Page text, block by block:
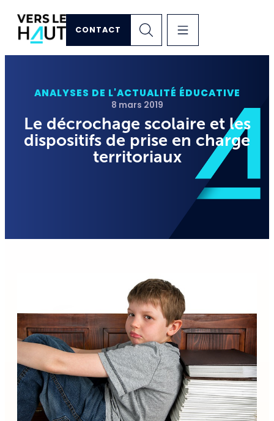
CONTACT
ANALYSES DE L'ACTUALITÉ ÉDUCATIVE
8 mars 2019
Le décrochage scolaire et les
dispositifs de prise en charge
territoriaux